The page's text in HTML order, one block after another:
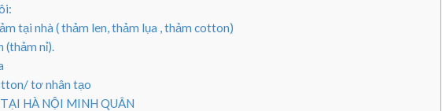
tại nhà ( thảm len, thảm lụa , thảm cotton)
(thảm nỉ).
tơ nhân tạo
HÀ NỘI MINH QUÂN